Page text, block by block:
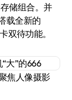
储组合。并
载全新的
双待功能。
焦人像摄影